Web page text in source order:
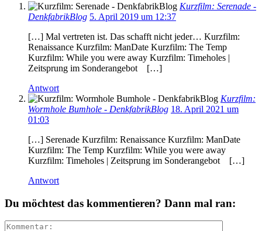
Kurzfilm: Serenade -
DenkfabrikBlog 5. April 2019 um 12:37
[…] Mal vertreten ist. Das schafft nicht jeder… Kurzfilm:
Renaissance Kurzfilm: ManDate Kurzfilm: The Temp
Kurzfilm: While you were away Kurzfilm: Timeholes |
Zeitsprung im Sonderangebot […]
Antwort
Kurzfilm:
Wormhole Bumhole - DenkfabrikBlog 18. April 2021 um
01:03
[…] Serenade Kurzfilm: Renaissance Kurzfilm: ManDate
Kurzfilm: The Temp Kurzfilm: While you were away
Kurzfilm: Timeholes | Zeitsprung im Sonderangebot […]
Antwort
Du möchtest das kommentieren? Dann mal ran: